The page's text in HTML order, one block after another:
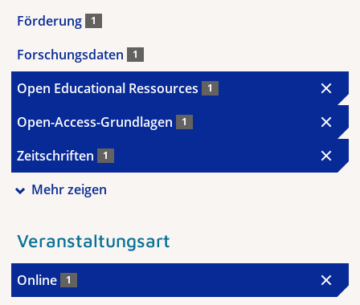
Förderung 1
Forschungsdaten 1
Open Educational Ressources 1
Open-Access-Grundlagen 1
Zeitschriften 1
Mehr zeigen
Veranstaltungsart
Online 1